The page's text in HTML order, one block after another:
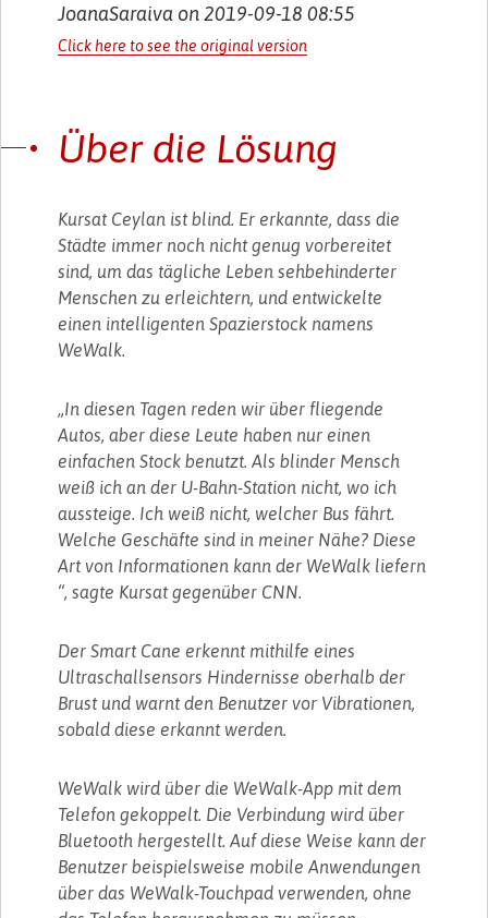
JoanaSaraiva on 2019-09-18 08:55
Click here to see the original version
Über die Lösung
Kursat Ceylan ist blind. Er erkannte, dass die
Städte immer noch nicht genug vorbereitet
sind, um das tägliche Leben sehbehinderter
Menschen zu erleichtern, und entwickelte
einen intelligenten Spazierstock namens
WeWalk.
„In diesen Tagen reden wir über fliegende
Autos, aber diese Leute haben nur einen
einfachen Stock benutzt. Als blinder Mensch
weiß ich an der U-Bahn-Station nicht, wo ich
aussteige. Ich weiß nicht, welcher Bus fährt.
Welche Geschäfte sind in meiner Nähe? Diese
Art von Informationen kann der WeWalk liefern
“, sagte Kursat gegenüber CNN.
Der Smart Cane erkennt mithilfe eines
Ultraschallsensors Hindernisse oberhalb der
Brust und warnt den Benutzer vor Vibrationen,
sobald diese erkannt werden.
WeWalk wird über die WeWalk-App mit dem
Telefon gekoppelt. Die Verbindung wird über
Bluetooth hergestellt. Auf diese Weise kann der
Benutzer beispielsweise mobile Anwendungen
über das WeWalk-Touchpad verwenden, ohne